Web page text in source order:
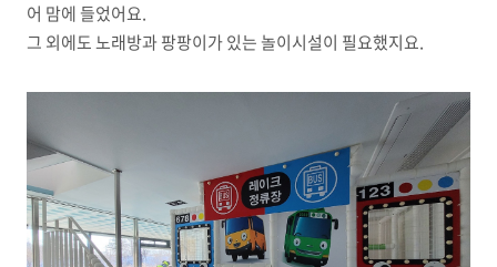
어 맘에 들었어요.
그 외에도 노래방과 팡팡이가 있는 놀이시설이 필요했지요.